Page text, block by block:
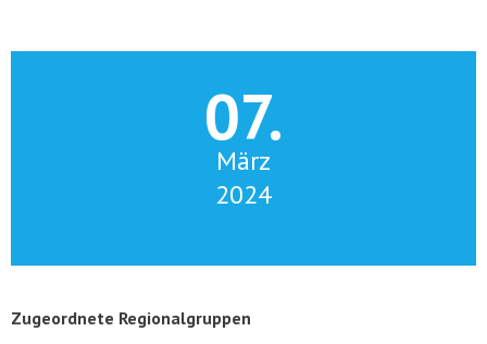
07.
März
2024
Zugeordnete Regionalgruppen